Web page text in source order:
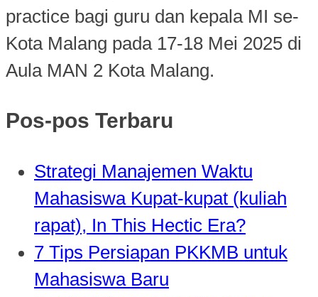
practice bagi guru dan kepala MI se-
Kota Malang pada 17-18 Mei 2025 di
Aula MAN 2 Kota Malang.
Pos-pos Terbaru
Strategi Manajemen Waktu
Mahasiswa Kupat-kupat (kuliah
rapat), In This Hectic Era?
7 Tips Persiapan PKKMB untuk
Mahasiswa Baru